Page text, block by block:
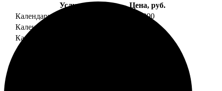
Услуга
Цена, руб.
Календарь настенный
от 1290
Календарь "домик"
Календарь магнитный отрывной